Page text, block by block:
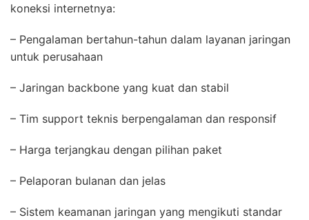
koneksi internetnya:
– Pengalaman bertahun-tahun dalam layanan jaringan
untuk perusahaan
– Jaringan backbone yang kuat dan stabil
– Tim support teknis berpengalaman dan responsif
– Harga terjangkau dengan pilihan paket
– Pelaporan bulanan dan jelas
– Sistem keamanan jaringan yang mengikuti standar